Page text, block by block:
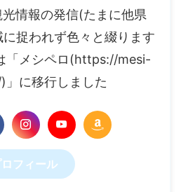
情報の発信(たまに他県
捉われず色々と綴ります
「メシペロ(https://mesi-
に移行しました
ロフィール